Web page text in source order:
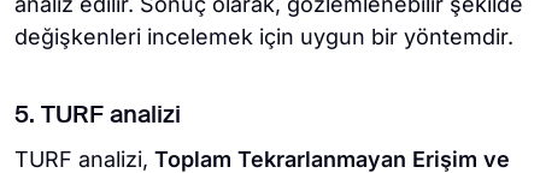
değişkenleri incelemek için uygun bir yöntemdir.
5. TURF analizi
TURF analizi, Toplam Tekrarlanmayan Erişim ve